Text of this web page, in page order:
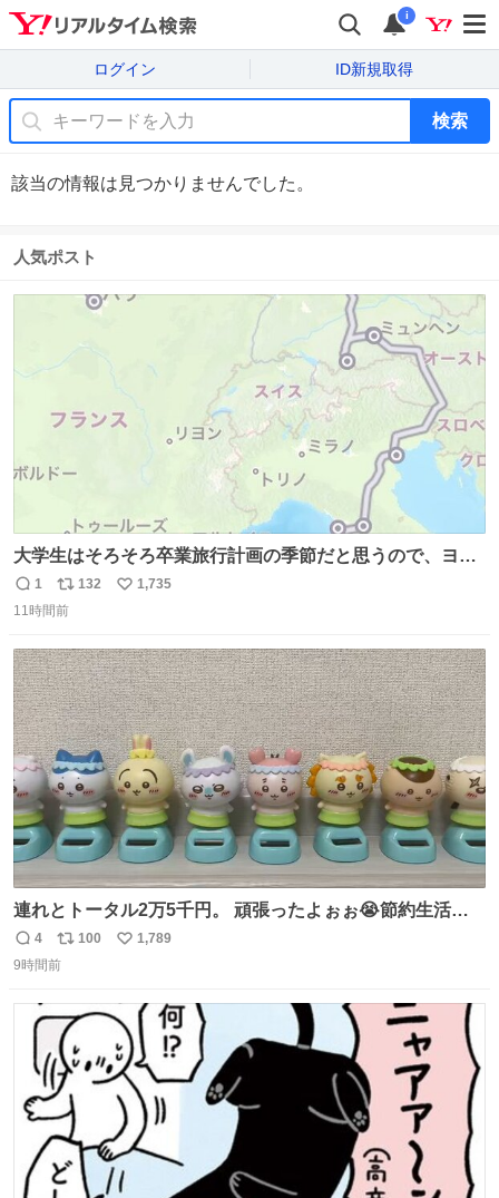
i
ログイン ID新規取得
検索
該当の情報は見つかりませんでした。
人気ポスト
大学生はそろそろ卒業旅行計画の季節だと思うので、ヨー
ロッパ🇪🇺主要国を縦断できるおすすめルートをシェア！
•以下の国をほぼユーレイルパス(EU内電車乗り放題チケッ
🇧🇪 オランダ🇳🇱 ドイツ🇩🇪 イタリア🇮🇹
返
信
1
リ
ポ
ト
数
132
い
数
1,735
11時間前
連れとトータル2万5千円。 頑張ったよぉぉ😭節約生活の
始まり。笑
返
信
4
リ
ポ
ト
数
100
い
数
1,789
9時間前